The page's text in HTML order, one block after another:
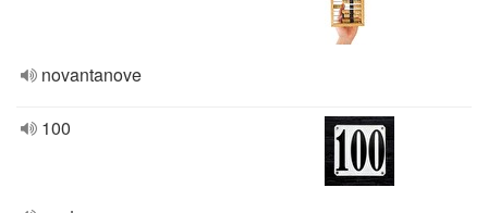
novantanove
100